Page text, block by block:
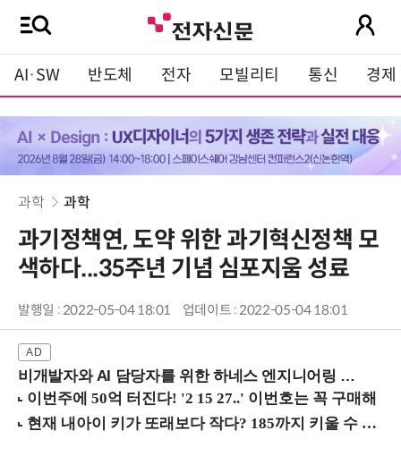
AI·SW 반도체 전자 모빌리티 통신 경제
과학 과학
과기정책연, 도약 위한 과기혁신정책 모
색하다...35주년 기념 심포지움 성료
발행일 : 2022-05-04 18:01 업데이트 : 2022-05-04 18:01
비개발자와 AI 담당자를 위한 하네스 엔지니어링 입문과정 (8/20 신논현역)